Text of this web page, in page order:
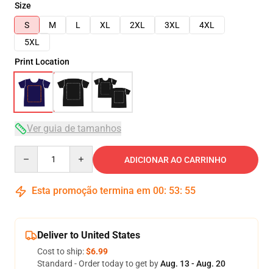
Size
S
M L XL 2XL 3XL
4XL
5XL
Print Location
Ver guia de tamanhos
ADICIONAR AO CARRINHO
Esta promoção termina em 00: 53: 54
Deliver to United States
Cost to ship:$6.99
Standard - Order today to get byAug. 13 - Aug. 20